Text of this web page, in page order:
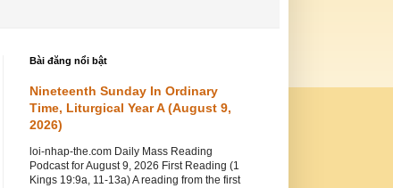
Bài đăng nổi bật
Nineteenth Sunday In Ordinary
Time, Liturgical Year A (August 9,
2026)
loi-nhap-the.com Daily Mass Reading
Podcast for August 9, 2026 First Reading (1
Kings 19:9a, 11-13a) A reading from the first